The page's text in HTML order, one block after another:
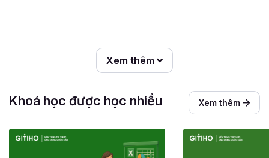
Xem thêm
Khoá học được học nhiều Xem thêm